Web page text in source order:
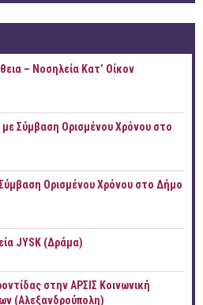
– Νοσηλεία Κατ’ Οίκον
Σύμβαση Ορισμένου Χρόνου στο
Ορισμένου Χρόνου στο Δήμο
JYSK (Δράμα)
στην ΑΡΣΙΣ Κοινωνική
(Αλεξανδρούπολη)